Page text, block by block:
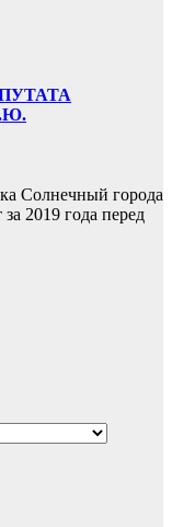
Солнечный города
2019 года перед